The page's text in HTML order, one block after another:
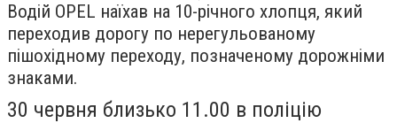
Водій OPEL наїхав на 10-річного хлопця, який
переходив дорогу по нерегульованому
пішохідному переходу, позначеному дорожніми
знаками.
30 червня близько 11.00 в поліцію